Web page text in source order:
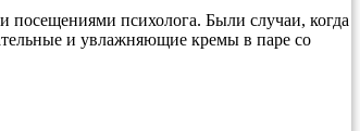
посещениями психолога. Были случаи, когда
и увлажняющие кремы в паре со